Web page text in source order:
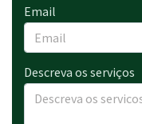
Email
Descreva os serviços